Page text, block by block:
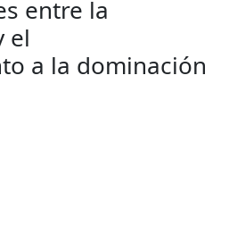
entre la
el
a la dominación